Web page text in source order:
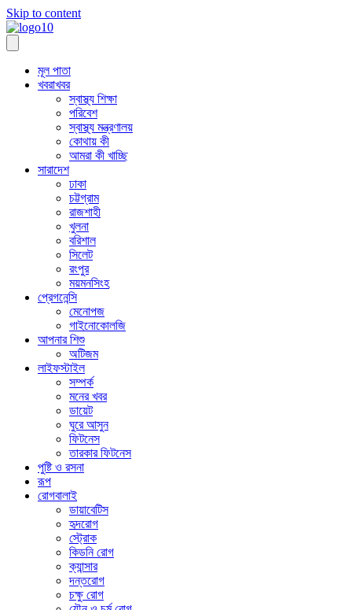
Skip to content
মূল পাতা
খবরাখবর
স্বাস্থ্য শিক্ষা
পরিবেশ
স্বাস্থ্য মন্ত্রণালয়
কোথায় কী
আমরা কী খাচ্ছি
সারাদেশ
ঢাকা
চট্টগ্রাম
রাজশাহী
খুলনা
বরিশাল
সিলেট
রংপুর
ময়মনসিংহ
প্রেগনেন্সি
মেনোপজ
গাইনোকোলজি
আপনার শিশু
অটিজম
লাইফস্টাইল
সম্পর্ক
মনের খবর
ডায়েট
ঘুরে আসুন
ফিটনেস
তারকার ফিটনেস
পুষ্টি ও রসনা
রূপ
রোগবালাই
ডায়াবেটিস
হৃদরোগ
স্ট্রোক
কিডনি রোগ
ক্যান্সার
দন্তরোগ
চক্ষু রোগ